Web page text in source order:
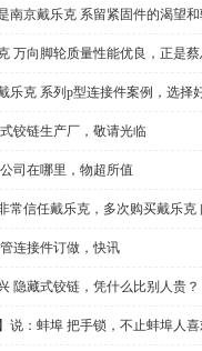
南京戴乐克 系留紧固件的渴望
万向脚轮质量性能优良，正是
乐克 系列p型连接件案例，选择
铰链生产厂，敬请光临
司在哪里，物超所值
常信任戴乐克，多次购买戴乐克
连接件订做，快讯
隐藏式铰链，凭什么比别人贵？
说：蚌埠 把手锁，不止蚌埠人